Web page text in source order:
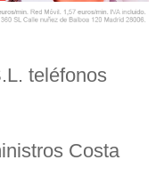
teléfonos
Costa